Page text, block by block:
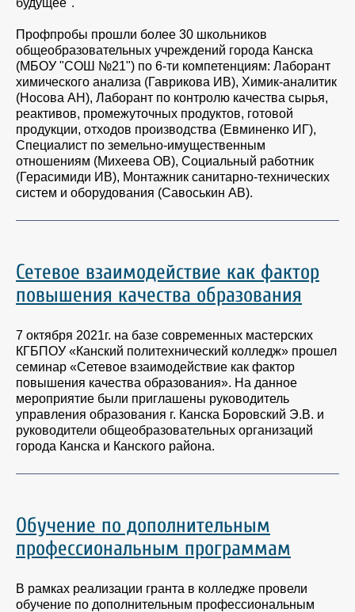
будущее".
Профпробы прошли более 30 школьников
общеобразовательных учреждений города Канска
(МБОУ "СОШ №21") по 6-ти компетенциям: Лаборант
химического анализа (Гаврикова ИВ), Химик-аналитик
(Носова АН), Лаборант по контролю качества сырья,
реактивов, промежуточных продуктов, готовой
продукции, отходов производства (Евминенко ИГ),
Специалист по земельно-имущественным
отношениям (Михеева ОВ), Социальный работник
(Герасимиди ИВ), Монтажник санитарно-технических
систем и оборудования (Савоськин АВ).
Сетевое взаимодействие как фактор
повышения качества образования
7 октября 2021г. на базе современных мастерских
КГБПОУ «Канский политехнический колледж» прошел
семинар «Сетевое взаимодействие как фактор
повышения качества образования». На данное
мероприятие были приглашены руководитель
управления образования г. Канска Боровский Э.В. и
руководители общеобразовательных организаций
города Канска и Канского района.
Обучение по дополнительным
профессиональным программам
В рамках реализации гранта в колледже провели
обучение по дополнительным профессиональным